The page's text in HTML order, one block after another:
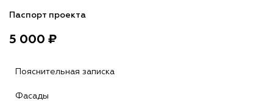
Паспорт проекта
5 000 ₽
Пояснительная записка
Фасады